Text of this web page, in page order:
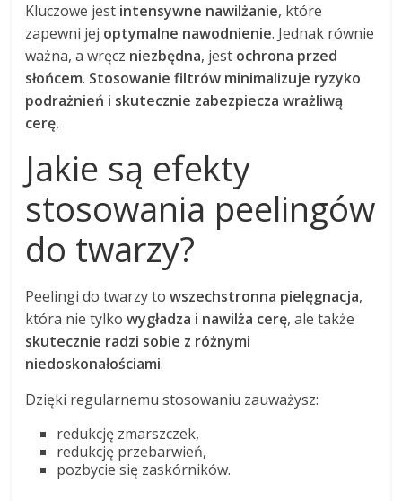
Kluczowe jest intensywne nawilżanie, które
zapewni jej optymalne nawodnienie. Jednak równie
ważna, a wręcz niezbędna, jest ochrona przed
słońcem. Stosowanie filtrów minimalizuje ryzyko
podrażnień i skutecznie zabezpiecza wrażliwą
cerę.
Jakie są efekty
stosowania peelingów
do twarzy?
Peelingi do twarzy towszechstronna pielęgnacja,
która nie tylkowygładza i nawilża cerę, ale także
skutecznie radzi sobie z różnymi
niedoskonałościami.
Dzięki regularnemu stosowaniu zauważysz:
redukcję zmarszczek,
redukcję przebarwień,
pozbycie się zaskórników.